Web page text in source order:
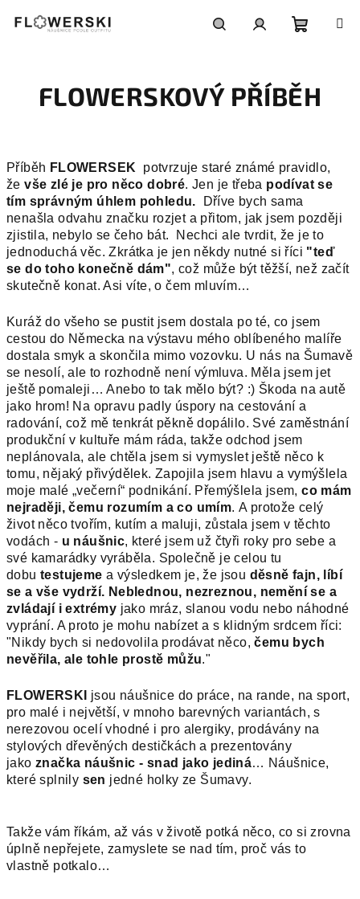
košík
FLOWERSKOVÝ PŘÍBĚH
Příběh FLOWERSEK
potvrzuje staré známé pravidlo,
ževše zlé je pro něco dobré. Jen je třeba podívat se
tím správným úhlem pohledu. Dříve bych sama
nenašla odvahu značku rozjet a přitom, jak jsem později
zjistila, nebylo se čeho bát. Nechci ale tvrdit, že je to
jednoduchá věc. Zkrátka je jen někdy nutné si říci "teď
se do toho konečně dám", což může být těžší, než začít
skutečně konat. Asi víte, o čem mluvím…
Kuráž do všeho se pustit jsem dostala po té, co jsem
cestou do Německa na výstavu mého oblíbeného malíře
dostala smyk a skončila mimo vozovku. U nás na Šumavě
se nesolí, ale to rozhodně není výmluva. Měla jsem jet
ještě pomaleji… Anebo to tak mělo být? :) Škoda na autě
jako hrom! Na opravu padly úspory na cestování a
radování, což mě tenkrát pěkně dopálilo. Své zaměstnání
produkční v kultuře mám ráda, takže odchod jsem
neplánovala, ale chtěla jsem si vymyslet ještě něco k
tomu, nějaký přivýdělek. Zapojila jsem hlavu a vymýšlela
moje malé „večerní“ podnikání. Přemýšlela jsem,co mám
nejraději, čemu rozumím a co umím. A protože celý
život něco tvořím, kutím a maluji, zůstala jsem v těchto
vodách - u náušnic, které jsem už čtyři roky pro sebe a
své kamarádky vyráběla. Společně je celou tu
dobu testujeme a výsledkem je, že jsou děsně fajn, líbí
se a vše vydrží. Neblednou, nezreznou, nemění se a
zvládají i extrémy jako mráz, slanou vodu nebo náhodné
vyprání. A proto je mohu nabízet a s klidným srdcem říci:
"Nikdy bych si nedovolila prodávat něco,čemu bych
nevěřila, ale tohle prostě můžu."
FLOWERSKI
jsou náušnice do práce, na rande, na sport,
pro malé i největší, v mnoho barevných variantách, s
nerezovou ocelí vhodné i pro alergiky, prodávány na
stylových dřevěných destičkách a prezentovány
jako značka náušnic - snad jako jediná… Náušnice,
které splnily sen jedné holky ze Šumavy.
Takže vám říkám, až vás v životě potká něco, co si zrovna
úplně nepřejete, zamyslete se nad tím, proč vás to
vlastně potkalo…